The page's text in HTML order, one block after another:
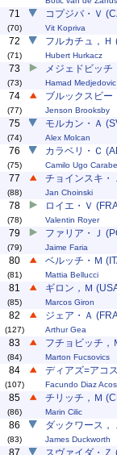
71
(70)
コプジバ・Ｖ
Vit Kopriva
72
(71)
フルカチュ，Ｈ
Hubert Hurkacz
73
(73)
メジェドビッチ
Hamad Medjedovic
74
(77)
ブルックスビー
Jenson Brooksby
75
(74)
モルカン・Ａ
Alex Molcan
76
(75)
カラベリ・Ｃ
Camilo Ugo
77
(88)
チョインスキ・
Jan Choinski
78
(78)
ロイエ・Ｖ
Valentin Royer
79
(79)
ファリア・Ｊ
Jaime Faria
80
(81)
ベルッチ・Ｍ
Mattia Bellucci
81
(85)
ギロン，Ｍ
Marcos Giron
82
(127)
ジェア・Ａ
Arthur Gea
83
(84)
フチョビッチ，
Marton Fucsovics
84
(107)
ディアズ=アコ
Facundo Diaz
85
(86)
チリッチ，Ｍ
Marin Cilic
86
(83)
ダックワース，
James Duckworth